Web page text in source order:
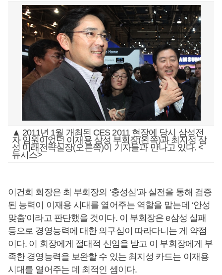
▲ 2011년 1월 개최된 CES 2011 현장에 당시 삼성전
자 임원이었던 이재용 삼성 부회장(왼쪽)과 최지성 삼
성 미래전략실장(오른쪽)이 기자들과 만나고 있다. <
뉴시스>
이건희 회장은 최 부회장의 ‘충성심’과 실전을 통해 검증
된 능력이 이재용 시대를 열어주는 역할을 맡는데 ‘안성
맞춤’이라고 판단했을 것이다. 이 부회장은 e삼성 실패
등으로 경영능력에 대한 의구심이 따라다니는 게 약점
이다. 이 회장에게 절대적 신임을 받고 이 부회장에게 부
족한 경영능력을 보완할 수 있는 최지성 카드는 이재용
시대를 열어주는 데 최적인 셈이다.